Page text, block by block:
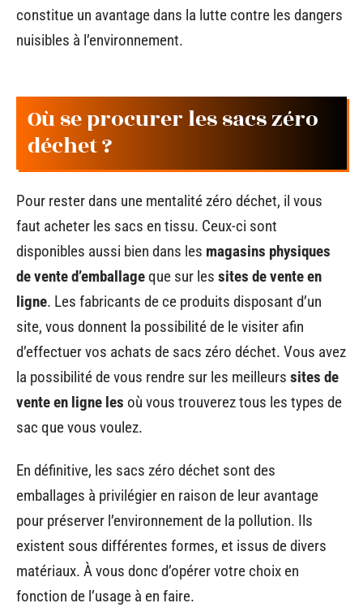
constitue un avantage dans la lutte contre les dangers
nuisibles à l’environnement.
Où se procurer les sacs zéro
déchet ?
Pour rester dans une mentalité zéro déchet, il vous
faut acheter les sacs en tissu. Ceux-ci sont
disponibles aussi bien dans les magasins physiques
de vente d’emballageque sur les sites de vente en
ligne. Les fabricants de ce produits disposant d’un
site, vous donnent la possibilité de le visiter afin
d’effectuer vos achats de sacs zéro déchet. Vous avez
la possibilité de vous rendre sur les meilleurs sites de
vente en ligne les où vous trouverez tous les types de
sac que vous voulez.
En définitive, les sacs zéro déchet sont des
emballages à privilégier en raison de leur avantage
pour préserver l’environnement de la pollution. Ils
existent sous différentes formes, et issus de divers
matériaux. À vous donc d’opérer votre choix en
fonction de l’usage à en faire.